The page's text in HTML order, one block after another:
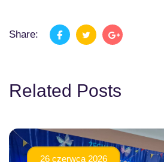
Share:
Related Posts
26 czerwca 2026